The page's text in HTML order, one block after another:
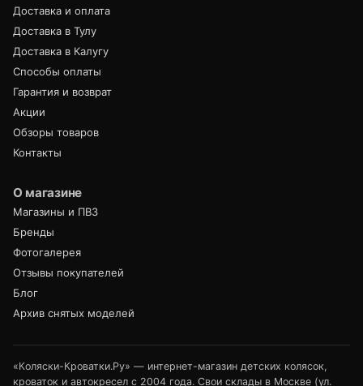
Доставка и оплата
Доставка в Тулу
Доставка в Калугу
Способы оплаты
Гарантия и возврат
Акции
Обзоры товаров
Контакты
О магазине
Магазины и ПВЗ
Бренды
Фотогалерея
Отзывы покупателей
Блог
Архив снятых моделей
«Коляски-Кроватки.Ру» — интернет-магазин детских колясок,
кроваток и автокресел с 2004 года. Свои склады в Москве (ул.